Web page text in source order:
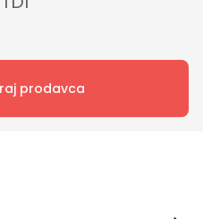
prodavca